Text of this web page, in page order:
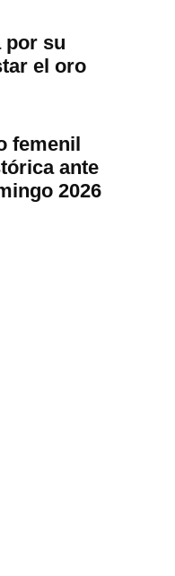
por su
el oro
femenil
ante
2026